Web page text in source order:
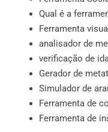
Qual é a
Ferramenta
analisador de
verificação de
Gerador de
Simulador de
Ferramenta de
Ferramenta de